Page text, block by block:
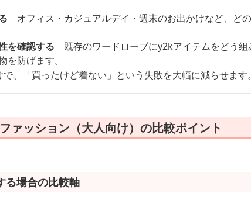
オフィス・カジュアルデイ・週末のお出かけなど、ど
を確認する 既存のワードローブにy2kアイテムをどう
を防げます。
、「買ったけど着ない」という失敗を大幅に減らせます。
ァッション（大人向け）の比較ポイント
る場合の比較軸